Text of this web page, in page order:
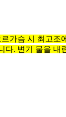
슴 시 최고조
. 변기 물을 내